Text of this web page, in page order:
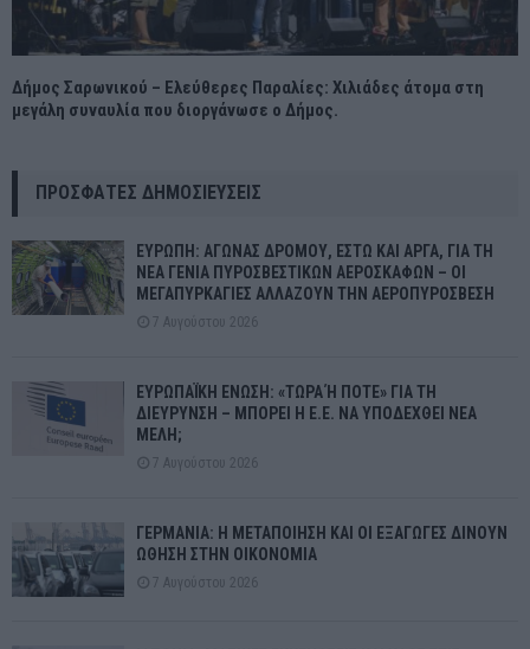
Δήμος Σαρωνικού – Ελεύθερες Παραλίες: Χιλιάδες άτομα στη
μεγάλη συναυλία που διοργάνωσε ο Δήμος.
ΠΡΌΣΦΑΤΕΣ ΔΗΜΟΣΙΕΎΣΕΙΣ
ΕΥΡΩΠΗ: ΑΓΩΝΑΣ ΔΡΟΜΟΥ, ΕΣΤΩ ΚΑΙ ΑΡΓΑ, ΓΙΑ ΤΗ
ΝΕΑ ΓΕΝΙΑ ΠΥΡΟΣΒΕΣΤΙΚΩΝ ΑΕΡΟΣΚΑΦΩΝ – ΟΙ
ΜΕΓΑΠΥΡΚΑΓΙΕΣ ΑΛΛΑΖΟΥΝ ΤΗΝ ΑΕΡΟΠΥΡΟΣΒΕΣΗ
7 Αυγούστου 2026
ΕΥΡΩΠΑΪΚΗ ΕΝΩΣΗ: «ΤΩΡΑ Ή ΠΟΤΕ» ΓΙΑ ΤΗ
ΔΙΕΥΡΥΝΣΗ – ΜΠΟΡΕΙ Η Ε.Ε. ΝΑ ΥΠΟΔΕΧΘΕΙ ΝΕΑ
ΜΕΛΗ;
7 Αυγούστου 2026
ΓΕΡΜΑΝΙΑ: Η ΜΕΤΑΠΟΙΗΣΗ ΚΑΙ ΟΙ ΕΞΑΓΩΓΕΣ ΔΙΝΟΥΝ
ΩΘΗΣΗ ΣΤΗΝ ΟΙΚΟΝΟΜΙΑ
7 Αυγούστου 2026